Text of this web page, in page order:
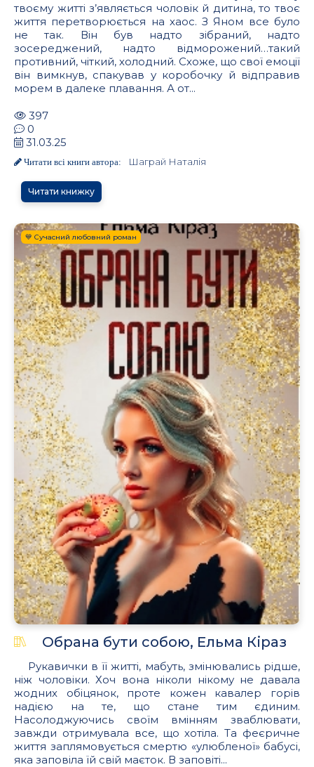
твоєму житті з’являється чоловік й дитина, то твоє
життя перетворюється на хаос. З Яном все було
не так. Він був надто зібраний, надто
зосереджений, надто відморожений…такий
противний, чіткий, холодний. Схоже, що свої емоції
він вимкнув, спакував у коробочку й відправив
морем в далеке плавання. А от...
397
0
31.03.25
Читати всі книги автора: Шаграй Наталія
Читати книжку
💙 Сучасний любовний роман
Обрана бути собою, Ельма Кіраз
Рукавички в її житті, мабуть, змінювались рідше,
ніж чоловіки. Хоч вона ніколи нікому не давала
жодних обіцянок, проте кожен кавалер горів
надією на те, що стане тим єдиним.
Насолоджуючись своїм вмінням зваблювати,
завжди отримувала все, що хотіла. Та феєричне
життя заплямовується смертю «улюбленої» бабусі,
яка заповіла їй свій маєток. В заповіті...